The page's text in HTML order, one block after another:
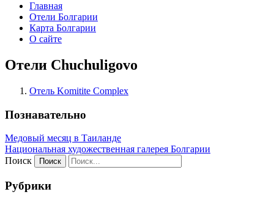
Главная
Отели Болгарии
Карта Болгарии
О сайте
Отели Chuchuligovo
Отель Komitite Complex
Познавательно
Медовый месяц в Таиланде
Национальная художественная галерея Болгарии
Поиск
Рубрики